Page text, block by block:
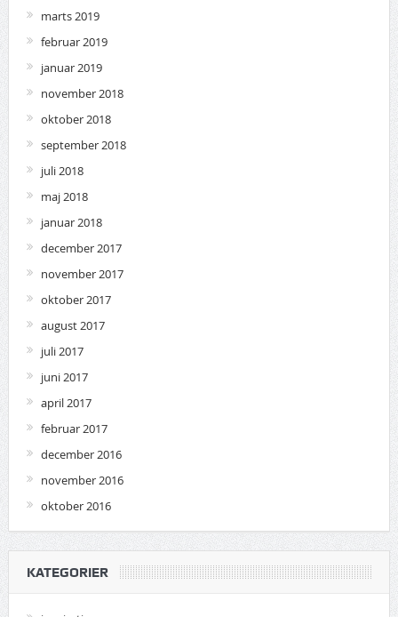
marts 2019
februar 2019
januar 2019
november 2018
oktober 2018
september 2018
juli 2018
maj 2018
januar 2018
december 2017
november 2017
oktober 2017
august 2017
juli 2017
juni 2017
april 2017
februar 2017
december 2016
november 2016
oktober 2016
KATEGORIER